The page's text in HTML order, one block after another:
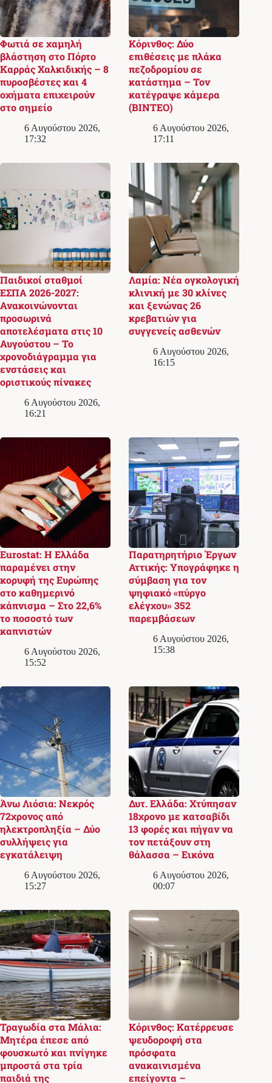
Φωτιά σε χαμηλή
βλάστηση στο Πόρτο
Καρράς Χαλκιδικής – 8
πυροσβέστες και 4
οχήματα επιχειρούν
στο σημείο
6 Αυγούστου 2026,
17:32
Κόρινθος: Δύο
επιθέσεις με πλάκα
πεζοδρομίου σε
κατάστημα – Τον
κατέγραψε κάμερα
(ΒΙΝΤΕΟ)
6 Αυγούστου 2026,
17:11
Παιδικοί σταθμοί
ΕΣΠΑ 2026-2027:
Ανακοινώνονται
προσωρινά
αποτελέσματα στις 10
Αυγούστου – Το
χρονοδιάγραμμα για
ενστάσεις και
οριστικούς πίνακες
6 Αυγούστου 2026,
16:21
Λαμία: Νέα ογκολογική
κλινική με 30 κλίνες
και ξενώνας 26
κρεβατιών για
συγγενείς ασθενών
6 Αυγούστου 2026,
16:15
Eurostat: Η Ελλάδα
παραμένει στην
κορυφή της Ευρώπης
στο καθημερινό
κάπνισμα – Στο 22,6%
το ποσοστό των
καπνιστών
6 Αυγούστου 2026,
15:52
Παρατηρητήριο Έργων
Αττικής: Υπογράφηκε η
σύμβαση για τον
ψηφιακό «πύργο
ελέγχου» 352
παρεμβάσεων
6 Αυγούστου 2026,
15:38
Άνω Λιόσια: Νεκρός
72χρονος από
ηλεκτροπληξία – Δύο
συλλήψεις για
εγκατάλειψη
6 Αυγούστου 2026,
15:27
Δυτ. Ελλάδα: Χτύπησαν
18χρονο με κατσαβίδι
13 φορές και πήγαν να
τον πετάξουν στη
θάλασσα – Εικόνα
6 Αυγούστου 2026,
00:07
Τραγωδία στα Μάλια:
Μητέρα έπεσε από
φουσκωτό και πνίγηκε
μπροστά στα τρία
παιδιά της
Κόρινθος: Κατέρρευσε
ψευδοροφή στα
πρόσφατα
ανακαινισμένα
επείγοντα –